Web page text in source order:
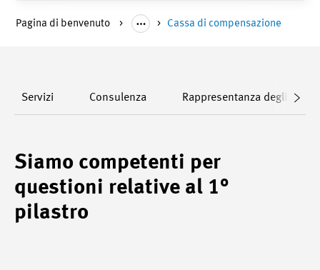
Pagina di benvenuto Cassa di compensazione
Servizi Consulenza Rappresentanza degli
Siamo competenti per
questioni relative al 1°
pilastro